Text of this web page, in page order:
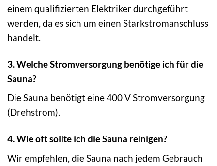
einem qualifizierten Elektriker durchgeführt
werden, da es sich um einen Starkstromanschluss
handelt.
3. Welche Stromversorgung benötige ich für die
Sauna?
Die Sauna benötigt eine 400 V Stromversorgung
(Drehstrom).
4. Wie oft sollte ich die Sauna reinigen?
Wir empfehlen, die Sauna nach jedem Gebrauch